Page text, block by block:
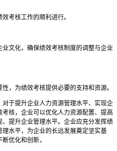
考核工作的顺利进行。
文化，确保绩效考核制度的调整与企业
，为绩效考核提供必要的支持和资源。
对于提升企业人力资源管理水平、实现企
核，企业可以优化人力资源配置、提高
提升企业管理水平。企业应充分发挥绩
水平，为企业的长远发展奠定坚实基
优化和创新，